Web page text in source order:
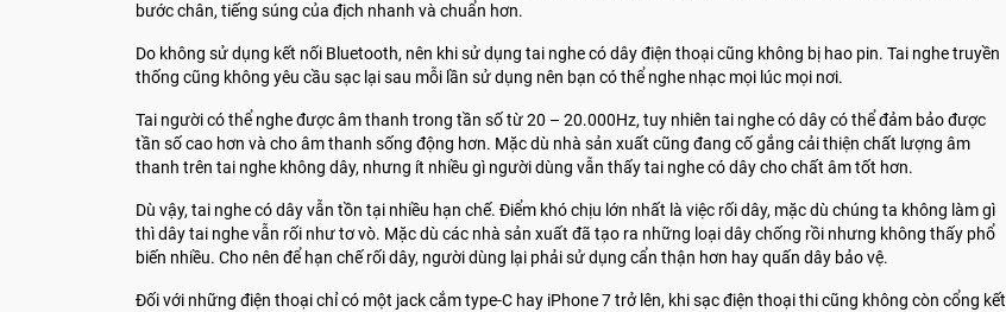
bước chân, tiếng súng của địch nhanh và chuẩn hơn.
Do không sử dụng kết nối Bluetooth, nên khi sử dụng tai nghe có dây điện thoại cũng không bị hao pin. Tai nghe truyền
thống cũng không yêu cầu sạc lại sau mỗi lần sử dụng nên bạn có thể nghe nhạc mọi lúc mọi nơi.
Tai người có thể nghe được âm thanh trong tần số từ 20 – 20.000Hz, tuy nhiên tai nghe có dây có thể đảm bảo được
tần số cao hơn và cho âm thanh sống động hơn. Mặc dù nhà sản xuất cũng đang cố gắng cải thiện chất lượng âm
thanh trên tai nghe không dây, nhưng ít nhiều gì người dùng vẫn thấy tai nghe có dây cho chất âm tốt hơn.
Dù vậy, tai nghe có dây vẫn tồn tại nhiều hạn chế. Điểm khó chịu lớn nhất là việc rối dây, mặc dù chúng ta không làm gì
thì dây tai nghe vẫn rối như tơ vò. Mặc dù các nhà sản xuất đã tạo ra những loại dây chống rồi nhưng không thấy phổ
biến nhiều. Cho nên để hạn chế rối dây, người dùng lại phải sử dụng cẩn thận hơn hay quấn dây bảo vệ.
Đối với những điện thoại chỉ có một jack cắm type-C hay iPhone 7 trở lên, khi sạc điện thoại thi cũng không còn cổng kết